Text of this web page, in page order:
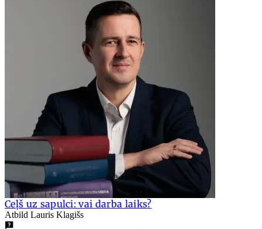
Ceļš uz sapulci: vai darba laiks?
Atbild Lauris Klagišs